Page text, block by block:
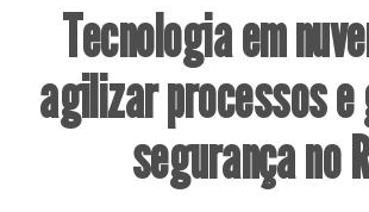
Tecnologia em
agilizar processos
segurança no